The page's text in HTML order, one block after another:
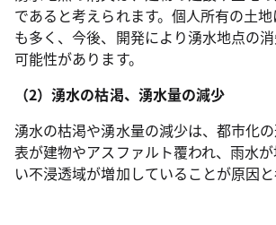
であると考えられます。個人所有の土
も多く、今後、開発により湧水地点の
可能性があります。
（2）湧水の枯渇、湧水量の減少
湧水の枯渇や湧水量の減少は、都市化
表が建物やアスファルト覆われ、雨水
い不浸透域が増加していることが原因と